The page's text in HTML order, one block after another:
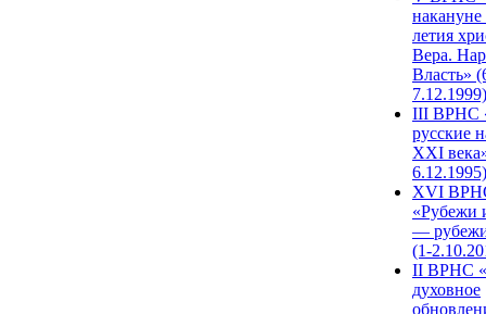
накануне
летия
Вера.
Власть»
7.12.1999)
III ВРНС
русские
XXI
6.12.1995)
XVI
«Рубежи
—
(1-
II ВРНС
духовное